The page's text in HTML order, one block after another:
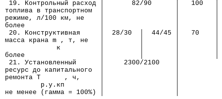
19. Контрольный расход │       82/90      │   100   │
топлива в транспортном  │                  │
режиме, л/100 км, не    │                  │
более                   │                  │
20. Конструктивная     │  28/30  │  44/45 │   70    │
масса крана m , т, не   │         │        │
к          │         │        │         │
более                   │         │        │
21. Установленный      │     2300/2100    │
ресурс до капитального  │                  │
ремонта Т      , ч,     │                  │
         р.у.кп         │                  │
не менее (гамма = 100%) │                  │